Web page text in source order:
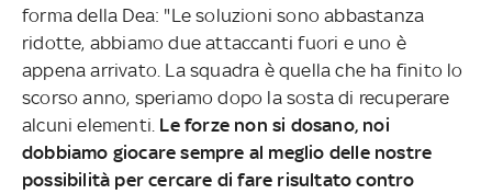
forma della Dea: "Le soluzioni sono abbastanza
ridotte, abbiamo due attaccanti fuori e uno è
appena arrivato. La squadra è quella che ha finito lo
scorso anno, speriamo dopo la sosta di recuperare
alcuni elementi. Le forze non si dosano, noi
dobbiamo giocare sempre al meglio delle nostre
possibilità per cercare di fare risultato contro